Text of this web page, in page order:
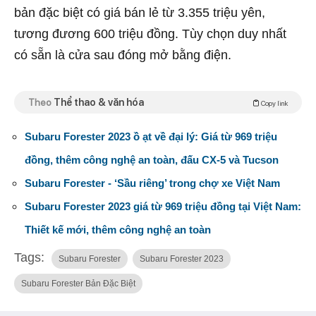
bản đặc biệt có giá bán lẻ từ 3.355 triệu yên,
tương đương 600 triệu đồng. Tùy chọn duy nhất
có sẵn là cửa sau đóng mở bằng điện.
Theo Thể thao & văn hóa Copy link
Subaru Forester 2023 ồ ạt về đại lý: Giá từ 969 triệu
đồng, thêm công nghệ an toàn, đấu CX-5 và Tucson
Subaru Forester - ‘Sầu riêng’ trong chợ xe Việt Nam
Subaru Forester 2023 giá từ 969 triệu đồng tại Việt Nam:
Thiết kế mới, thêm công nghệ an toàn
Tags: Subaru Forester Subaru Forester 2023
Subaru Forester Bản Đặc Biệt